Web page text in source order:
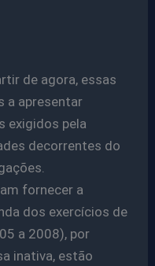
de agora, essas
a apresentar
exigidos pela
decorrentes do
fornecer a
dos exercícios de
a 2008), por
inativa, estão